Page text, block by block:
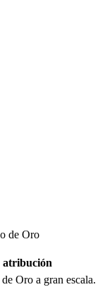
de Oro
atribución
Oro a gran escala.